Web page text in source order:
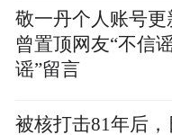
美国通胀持续向
力下，市场担忧
是欧央行行长拉
6月份可能加息。
敬一丹个人账号更
曾置顶网友“不信
谣”留言
被核打击81年后，